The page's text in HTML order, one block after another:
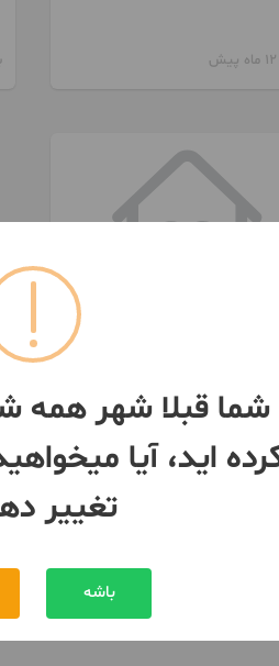
3,900 تومان
شما قبلا شهر همه
اید، آیا
تغییر
باشه